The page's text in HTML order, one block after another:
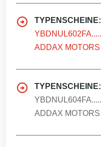
TYPENSCHEINE:
ADDAX
TYPENSCHEINE:
ADDAX